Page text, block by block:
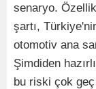
senaryo.
şartı,
otomotiv ana
Şimdiden
bu riski çok